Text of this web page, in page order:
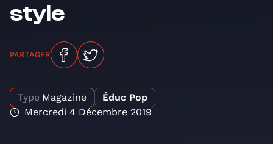
style
PARTAGER
Type Magazine
Éduc Pop
Mercredi 4 Décembre 2019